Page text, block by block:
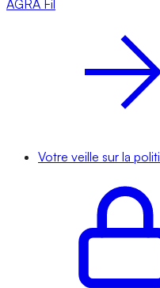
AGRA Fil
Votre veille sur la